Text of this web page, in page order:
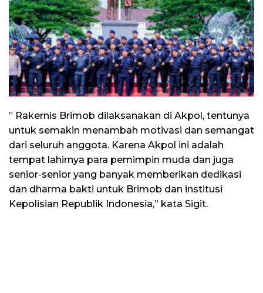
” Rakernis Brimob dilaksanakan di Akpol, tentunya
untuk semakin menambah motivasi dan semangat
dari seluruh anggota. Karena Akpol ini adalah
tempat lahirnya para pemimpin muda dan juga
senior-senior yang banyak memberikan dedikasi
dan dharma bakti untuk Brimob dan institusi
Kepolisian Republik Indonesia,” kata Sigit.